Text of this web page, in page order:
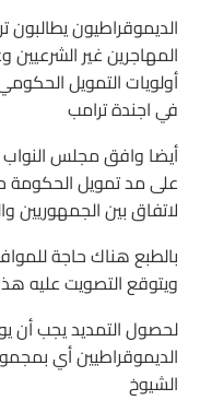
الديموقراطيون يطالبون
المهاجرين غير الشرعيين
أولويات التمويل
في اجندة ترامب
أيضا وافق مجلس النواب
لاتفاق بين الجمهوريين
بالطبع هناك حاجة
ويتوقع التصويت عليه
الشيوخ